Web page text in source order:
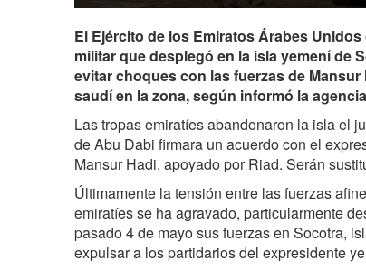
El Ejército de los Emiratos Árabes
militar que desplegó en la isla yemení de
evitar choques con las fuerzas de
saudí en la zona, según informó la
Las tropas emiratíes abandonaron la isla el
de Abu Dabi firmara un acuerdo con el
Mansur Hadi, apoyado por Riad. Serán
Últimamente la tensión entre las fuerzas
emiratíes se ha agravado, particularmente
pasado 4 de mayo sus fuerzas en Socotra,
expulsar a los partidarios del expresidente